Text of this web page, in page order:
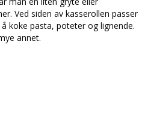
Ved siden av kasserollen passer
koke pasta, poteter og lignende.
annet.